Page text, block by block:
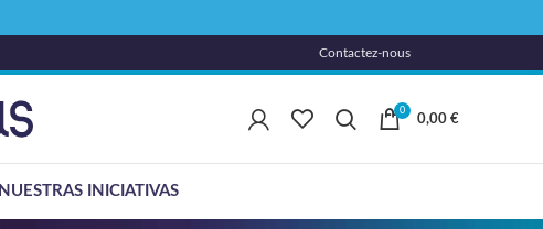
Contactez-nous
0
0,00 €
NUESTRAS INICIATIVAS